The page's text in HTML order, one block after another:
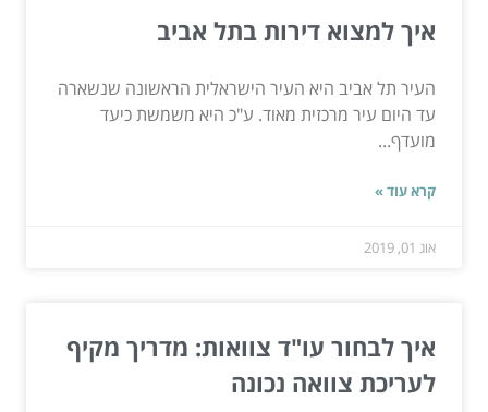
איך למצוא דירות בתל אביב
העיר תל אביב היא העיר הישראלית הראשונה שנשארה
עד היום עיר מרכזית מאוד. ע"כ היא משמשת כיעד
מועדף...
קרא עוד »
אוג 01, 2019
איך לבחור עו"ד צוואות: מדריך מקיף
לעריכת צוואה נכונה